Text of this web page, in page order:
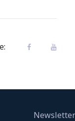
Newsletter